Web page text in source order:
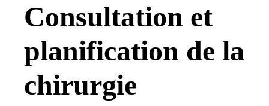
Consultation et
planification de la
chirurgie